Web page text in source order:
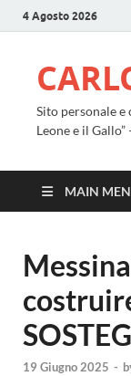
4 Agosto 2026
Sito personale e
Leone e il Gallo”
MAIN
19 Giugno 2025 -